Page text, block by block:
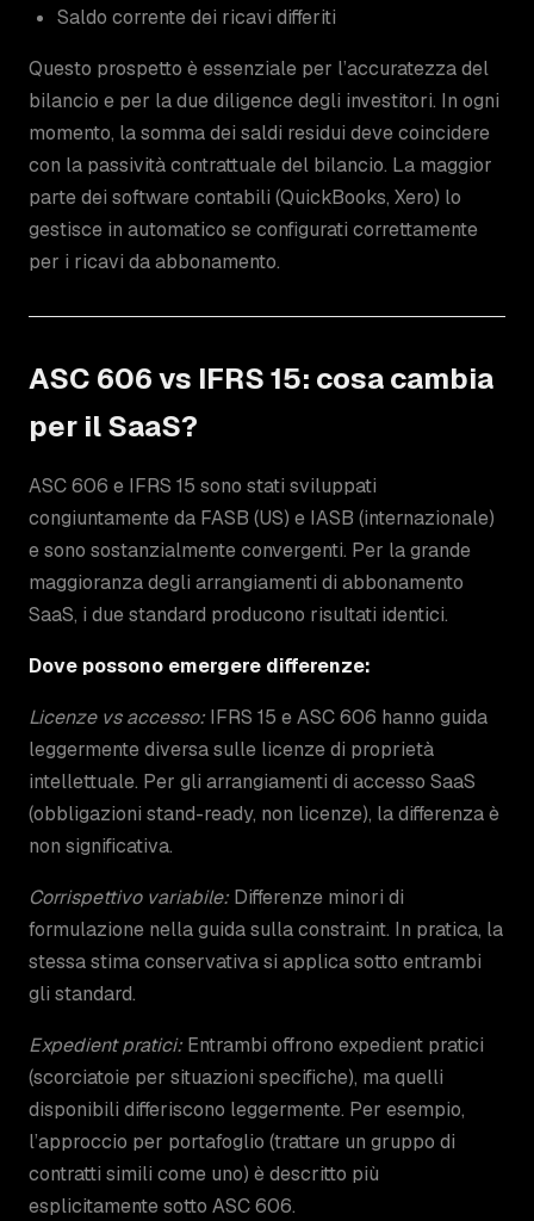
Saldo corrente dei ricavi differiti
Questo prospetto è essenziale per l’accuratezza del
bilancio e per la due diligence degli investitori. In ogni
momento, la somma dei saldi residui deve coincidere
con la passività contrattuale del bilancio. La maggior
parte dei software contabili (QuickBooks, Xero) lo
gestisce in automatico se configurati correttamente
per i ricavi da abbonamento.
ASC 606 vs IFRS 15: cosa cambia
per il SaaS?
ASC 606 e IFRS 15 sono stati sviluppati
congiuntamente da FASB (US) e IASB (internazionale)
e sono sostanzialmente convergenti. Per la grande
maggioranza degli arrangiamenti di abbonamento
SaaS, i due standard producono risultati identici.
Dove possono emergere differenze:
Licenze vs accesso: IFRS 15 e ASC 606 hanno guida
leggermente diversa sulle licenze di proprietà
intellettuale. Per gli arrangiamenti di accesso SaaS
(obbligazioni stand-ready, non licenze), la differenza è
non significativa.
Corrispettivo variabile: Differenze minori di
formulazione nella guida sulla constraint. In pratica, la
stessa stima conservativa si applica sotto entrambi
gli standard.
Expedient pratici: Entrambi offrono expedient pratici
(scorciatoie per situazioni specifiche), ma quelli
disponibili differiscono leggermente. Per esempio,
l’approccio per portafoglio (trattare un gruppo di
contratti simili come uno) è descritto più
esplicitamente sotto ASC 606.